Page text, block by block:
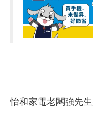
怡和家電老闆強先